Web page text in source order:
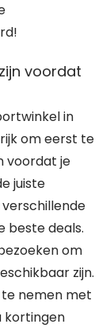
voordat
in
om eerst te
voordat je
juiste
beste deals.
om
zijn.
nemen met
kortingen